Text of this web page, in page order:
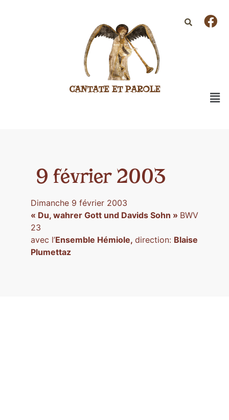
CANTATE ET PAROLE
9 février 2003
Dimanche 9 février 2003
« Du, wahrer Gott und Davids Sohn » BWV
23
avec l’Ensemble Hémiole, direction: Blaise
Plumettaz